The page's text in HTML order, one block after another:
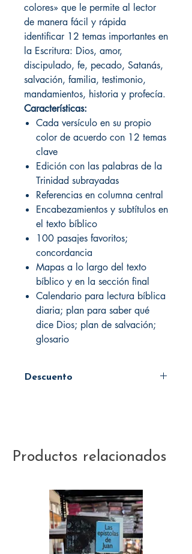
colores» que le permite al lector
de manera fácil y rápida
identificar 12 temas importantes en
la Escritura: Dios, amor,
discipulado, fe, pecado, Satanás,
salvación, familia, testimonio,
mandamientos, historia y profecía.
Características:
Cada versículo en su propio
color de acuerdo con 12 temas
clave
Edición con las palabras de la
Trinidad subrayadas
Referencias en columna central
Encabezamientos y subtítulos en
el texto bíblico
100 pasajes favoritos;
concordancia
Mapas a lo largo del texto
bíblico y en la sección final
Calendario para lectura bíblica
diaria; plan para saber qué
dice Dios; plan de salvación;
glosario
Descuento
Productos relacionados